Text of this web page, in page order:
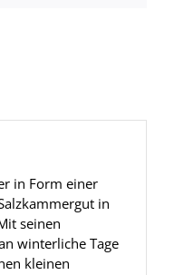
in Form einer
in
seinen
winterliche Tage
kleinen